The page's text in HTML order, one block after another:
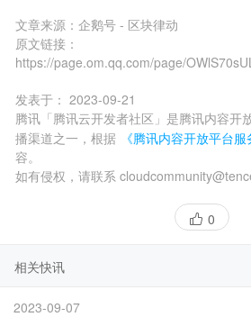
文章来源： 企鹅号 - 区块律动
原文链接：
https://page.om.qq.com/page/
发表于： 2023-09-21
腾讯「腾讯云开发者社区」是腾讯内容开
播渠道之一，根据
《腾讯内容开放平台服
容。
如有侵权，请联系
0
相关快讯
2023-09-07